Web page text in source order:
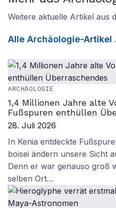
Weitere aktuelle Artikel aus
Alle Archäologie-Artikel
ARCHÄOLOGIE
1,4 Millionen Jahre alte
Fußspuren enthüllen
28. Juli 2026
In Kenia entdeckte
boisei ändern unsere Sicht
Denn er war genauso groß
selben Ort…